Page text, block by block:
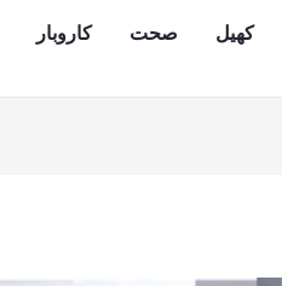
کھیل صحت کاروبار